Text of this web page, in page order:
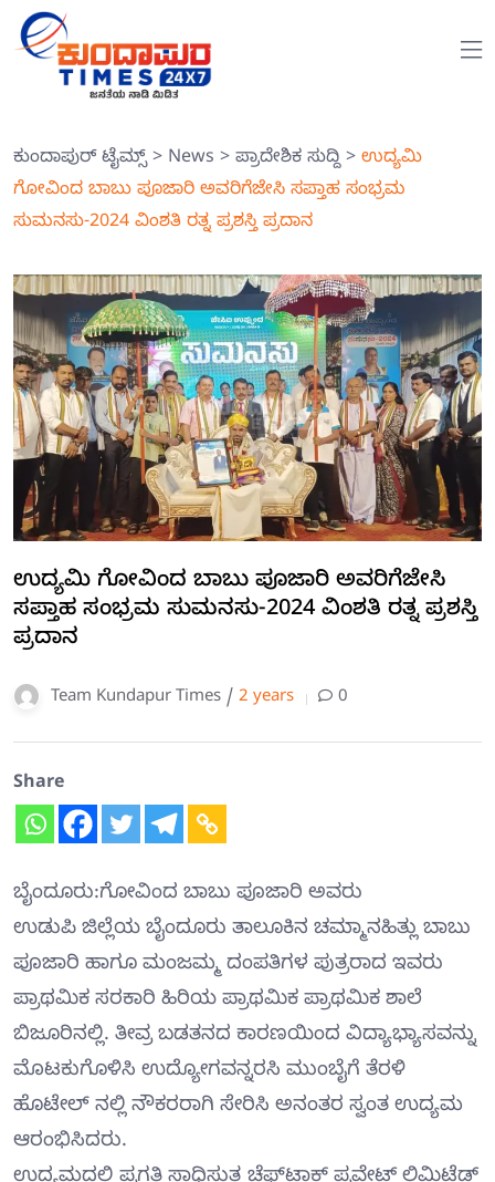
ಕುಂದಾಪುರ್ ಟೈಮ್ಸ್> News > ಪ್ರಾದೇಶಿಕ ಸುದ್ದಿ> ಉದ್ಯಮಿ
ಗೋವಿಂದ ಬಾಬು ಪೂಜಾರಿ ಅವರಿಗೆಜೇಸಿ ಸಪ್ತಾಹ ಸಂಭ್ರಮ
ಸುಮನಸು-2024 ವಿಂಶತಿ ರತ್ನ ಪ್ರಶಸ್ತಿ ಪ್ರದಾನ
ಉದ್ಯಮಿ ಗೋವಿಂದ ಬಾಬು ಪೂಜಾರಿ ಅವರಿಗೆಜೇಸಿ
ಸಪ್ತಾಹ ಸಂಭ್ರಮ ಸುಮನಸು-2024 ವಿಂಶತಿ ರತ್ನ ಪ್ರಶಸ್ತಿ
ಪ್ರದಾನ
Team Kundapur Times / 2 years 0
Share
ಬೈಂದೂರು:ಗೋವಿಂದ ಬಾಬು ಪೂಜಾರಿ ಅವರು
ಉಡುಪಿ ಜಿಲ್ಲೆಯ ಬೈಂದೂರು ತಾಲೂಕಿನ ಚಮ್ಮಾನಹಿತ್ಲು ಬಾಬು
ಪೂಜಾರಿ ಹಾಗೂ ಮಂಜಮ್ಮ ದಂಪತಿಗಳ ಪುತ್ರರಾದ ಇವರು
ಪ್ರಾಥಮಿಕ ಸರಕಾರಿ ಹಿರಿಯ ಪ್ರಾಥಮಿಕ ಪ್ರಾಥಮಿಕ ಶಾಲೆ
ಬಿಜೂರಿನಲ್ಲಿ. ತೀವ್ರ ಬಡತನದ ಕಾರಣಯಿಂದ ವಿದ್ಯಾಭ್ಯಾಸವನ್ನು
ಮೊಟಕುಗೊಳಿಸಿ ಉದ್ಯೋಗವನ್ನರಸಿ ಮುಂಬೈಗೆ ತೆರಳಿ
ಹೊಟೇಲ್ ನಲ್ಲಿ ನೌಕರರಾಗಿ ಸೇರಿಸಿ ಅನಂತರ ಸ್ವಂತ ಉದ್ಯಮ
ಆರಂಭಿಸಿದರು.